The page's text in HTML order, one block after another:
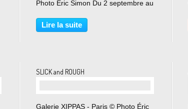
Photo Éric Simon Du 2 septembre au
solo show à Paris à la galerie
Templon, Robin Kid revient dans
Lire la suite
SLICK and ROUGH
Galerie XIPPAS - Paris © Photo Éric